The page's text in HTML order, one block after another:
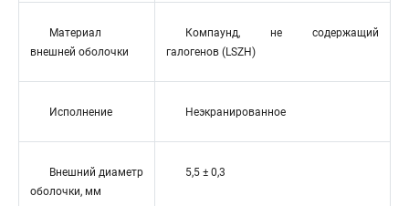
Материал
внешней оболочки
Компаунд, не содержащий
галогенов (LSZH)
Исполнение Неэкранированное
Внешний диаметр
оболочки, мм
5,5 ± 0,3